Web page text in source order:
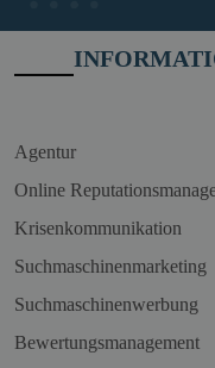
Agentur
Online
Krisenkommunikation
Suchmaschinenmarketing
Suchmaschinenwerbung
Bewertungsmanagement